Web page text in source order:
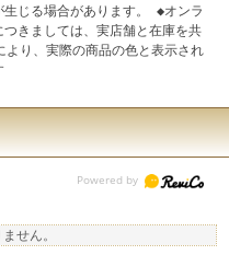
じる場合があります。 ◆オンラ
きましては、実店舗と在庫を共
り、実際の商品の色と表示され
せん。